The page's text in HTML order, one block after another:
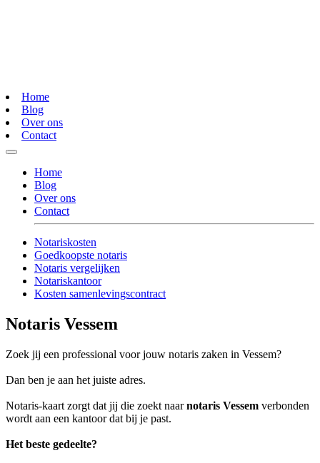
Home
Blog
Over ons
Contact
Home
Blog
Over ons
Contact
Notariskosten
Goedkoopste notaris
Notaris vergelijken
Notariskantoor
Kosten samenlevingscontract
Notaris Vessem
Zoek jij een professional voor jouw notaris zaken in Vessem?
Dan ben je aan het juiste adres.
Notaris-kaart zorgt dat jij die zoekt naarnotaris Vessem verbonden
wordt aan een kantoor dat bij je past.
Het beste gedeelte?